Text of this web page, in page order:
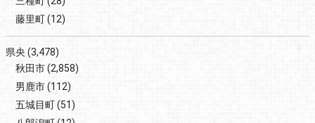
藤里町(12)
県央 (3,478)
秋田市(2,858)
男鹿市(112)
五城目町(51)